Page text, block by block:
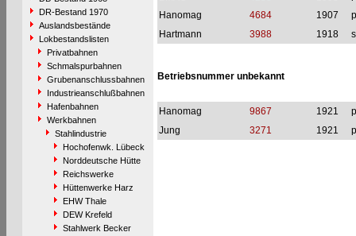
DR-Bestand 1970
Auslandsbestände
Lokbestandslisten
Privatbahnen
Schmalspurbahnen
Grubenanschlussbahnen
Industrieanschlußbahnen
Hafenbahnen
Werkbahnen
Stahlindustrie
Hochofenwk. Lübeck
Norddeutsche Hütte
Reichswerke
Hüttenwerke Harz
EHW Thale
DEW Krefeld
Stahlwerk Becker
Hanomag
4684 1907
Hartmann
3988 1918
Betriebsnummer unbekannt
Hanomag 9867 1921
Jung
3271 1921